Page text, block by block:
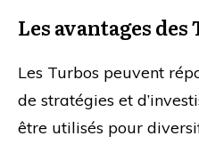
Les avantages
Les Turbos peuvent
de stratégies et
être utilisés pour